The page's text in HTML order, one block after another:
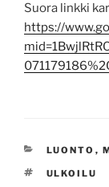
Suora linkki
https://
LUONTO ,
ULKOILU